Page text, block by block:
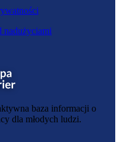
baza informacji o
dla młodych ludzi.
nadużyciami